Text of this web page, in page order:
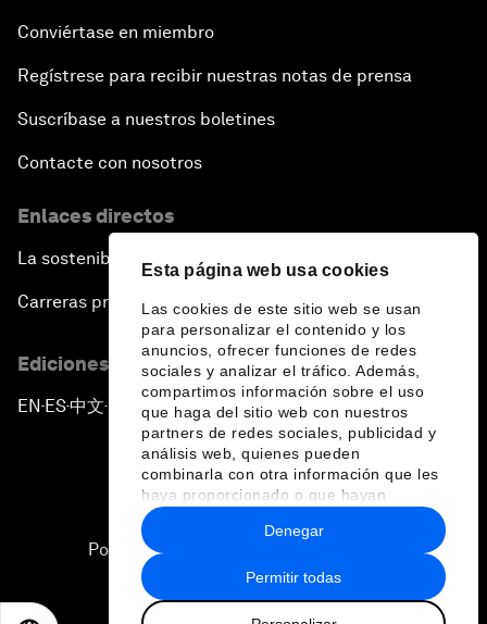
Esta página web usa cookies
Las cookies de este sitio web se usan
para personalizar el contenido y los
anuncios, ofrecer funciones de redes
sociales y analizar el tráfico. Además,
compartimos información sobre el uso
que haga del sitio web con nuestros
partners de redes sociales, publicidad y
análisis web, quienes pueden
combinarla con otra información que les
haya proporcionado o que hayan
recopilado a partir del uso que haya
hecho de sus servicios.
Permitir todas
Denegar
Conviértase en miembro
Regístrese para recibir nuestras notas de prensa
Suscríbase a nuestros boletines
Contacte con nosotros
Enlaces directos
La sostenibilidad en el Foro
Carreras profesionales
Ediciones en otros idiomas
EN ▪ES▪中文▪ 日本語
Política de privacidad y normas de uso
Sitemap